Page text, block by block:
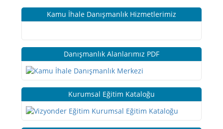
Kamu İhale Danışmanlık Hizmetlerimiz
Danışmanlık Alanlarımız PDF
Kurumsal Eğitim Kataloğu